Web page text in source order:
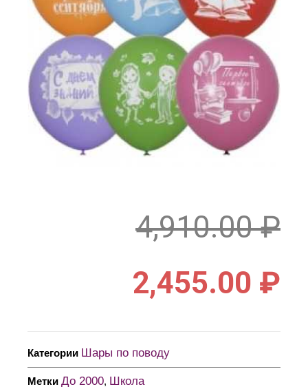
4,910.00₽
2,455.00 ₽
Категории Шары по поводу
Метки До 2000, Школа